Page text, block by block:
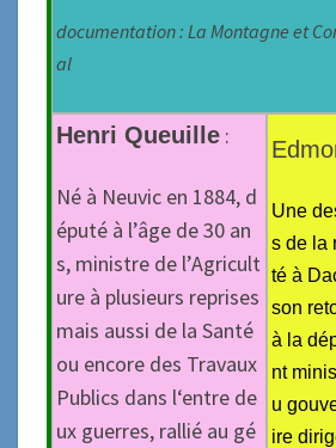
documentation : La Montagne et
al
Henri Queuille :
Né à Neuvic en 1884, d
éputé à l’âge de 30 an
s, ministre de l’Agricult
ure à plusieurs reprises
mais aussi de la Santé
ou encore des Travaux
Publics dans l‘entre de
ux guerres, rallié au gé
Une
s de la
té à
son
à la
nt
u
ire